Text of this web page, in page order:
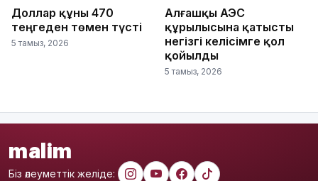
Доллар құны 470
теңгеден төмен түсті
5 тамыз, 2026
Алғашқы АЭС
құрылысына қатысты
негізгі келісімге қол
қойылды
5 тамыз, 2026
malim
Біз әлеуметтік желіде: